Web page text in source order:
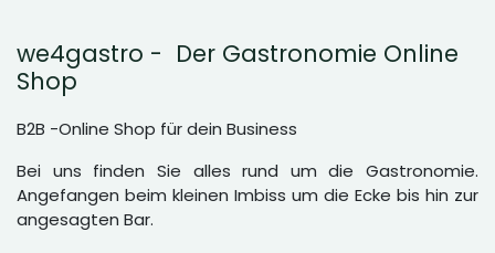
we4gastro - Der Gastronomie Online
Shop
B2B -Online Shop für dein Business
Bei uns finden Sie alles rund um die Gastronomie.
Angefangen beim kleinen Imbiss um die Ecke bis hin zur
angesagten Bar.